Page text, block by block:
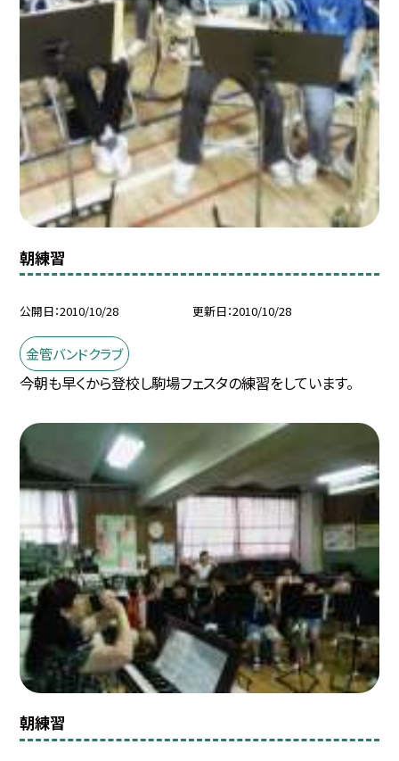
朝練習
公開日 2010/10/28 更新日 2010/10/28
金管バンドクラブ
今朝も早くから登校し駒場フェスタの練習をしています。
朝練習